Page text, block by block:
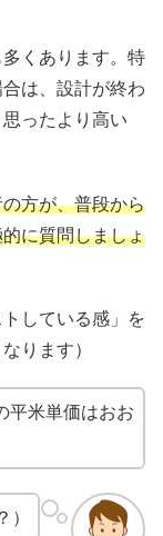
くあります。特
は、設計が終わ
ったより高い
方が、普段から
に質問しましょ
している感」を
ります）
平米単価はおお
）